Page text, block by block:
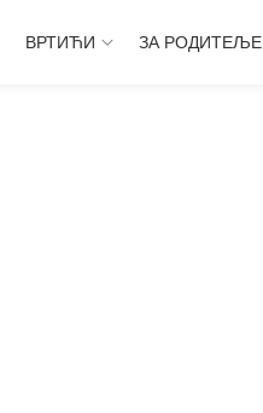
ВРТИЋИ ЗА РОДИТЕЉЕ